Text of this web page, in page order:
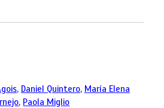
, Daniel Quintero, María Elena
, Paola Miglio